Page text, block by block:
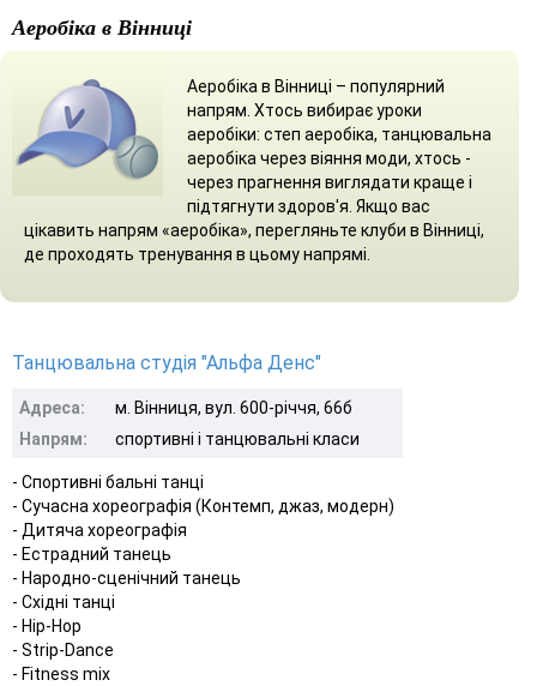
Аеробіка в Вінниці
Аеробіка в Вінниці – популярний
напрям. Хтось вибирає уроки
аеробіки: степ аеробіка, танцювальна
аеробіка через віяння моди, хтось -
через прагнення виглядати краще і
підтягнути здоров'я. Якщо вас
цікавить напрям «аеробіка», перегляньте клуби в Вінниці,
де проходять тренування в цьому напрямі.
Танцювальна студія "Альфа Денс"
Адреса:
м. Вінниця, вул. 600-річчя, 66б
Напрям:
спортивні і танцювальні класи
- Спортивні бальні танці
- Сучасна хореографія (Контемп, джаз, модерн)
- Дитяча хореографія
- Естрадний танець
- Народно-сценічний танець
- Східні танці
- Hip-Hop
- Strip-Dance
- Fitness mix